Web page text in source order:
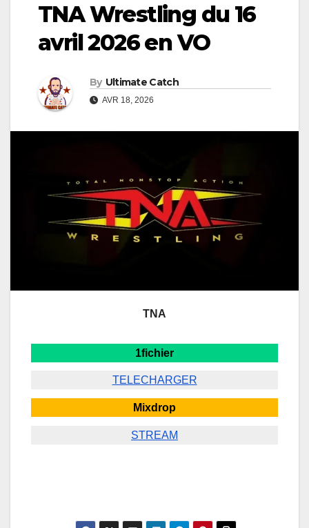
TNA Wrestling du 16
avril 2026 en VO
By Ultimate Catch
AVR 18, 2026
TNA
1fichier
TELECHARGER
Mixdrop
STREAM